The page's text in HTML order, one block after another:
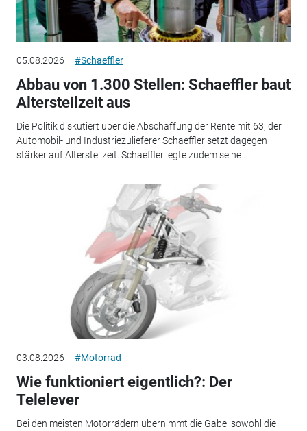
05.08.2026 #Schaeffler
Abbau von 1.300 Stellen: Schaeffler baut
Altersteilzeit aus
Die Politik diskutiert über die Abschaffung der Rente mit 63, der
Automobil- und Industriezulieferer Schaeffler setzt dagegen
stärker auf Altersteilzeit. Schaeffler legte zudem seine...
03.08.2026 #Motorrad
Wie funktioniert eigentlich?: Der
Telelever
Bei den meisten Motorrädern übernimmt die Gabel sowohl die